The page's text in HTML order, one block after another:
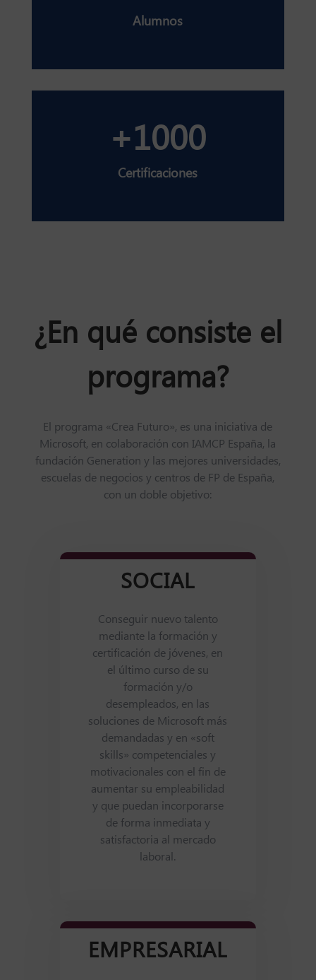
Alumnos
+1000
Certificaciones
¿En qué consiste el
programa?
El programa «Crea Futuro», es una iniciativa de
Microsoft, en colaboración con IAMCP España, la
fundación Generation y las mejores universidades,
escuelas de negocios y centros de FP de España,
con un doble objetivo:
SOCIAL
Conseguir nuevo talento
mediante la formación y
certificación de jóvenes, en
el último curso de su
formación y/o
desempleados, en las
soluciones de Microsoft más
demandadas y en «soft
skills» competenciales y
motivacionales con el fin de
aumentar su empleabilidad
y que puedan incorporarse
de forma inmediata y
satisfactoria al mercado
laboral.
EMPRESARIAL